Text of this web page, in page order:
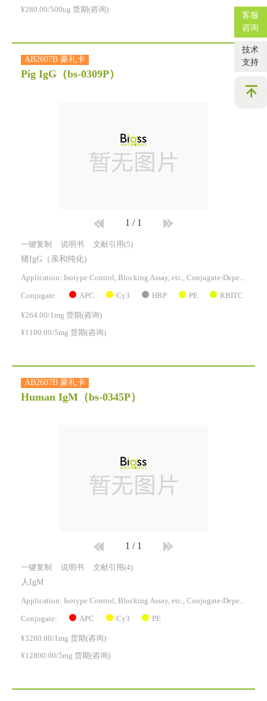
¥280.00/500ug 货期(咨询)
AB2607B 豪礼卡
Pig IgG （bs-0309P）
1 / 1
一键复制 说明书 文献引用(5)
猪IgG（亲和纯化)
Application: Isotype Control, Blocking Assay, etc., Conjugate-Dependent.
Conjugate: APC Cy3 HRP PE RBITC
¥264.00/1mg 货期(咨询)
¥1100.00/5mg 货期(咨询)
AB2607B 豪礼卡
Human IgM （bs-0345P）
1 / 1
一键复制 说明书 文献引用(4)
人IgM
Application: Isotype Control, Blocking Assay, etc., Conjugate-Dependent.
Conjugate: APC Cy3 PE
¥3280.00/1mg 货期(咨询)
¥12800.00/5mg 货期(咨询)
客服
咨询
技术
支持